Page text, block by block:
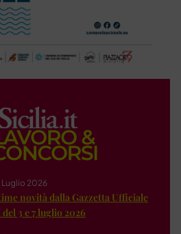
2026
novità dalla Gazzetta Ufficiale
3 e 7 luglio 2026